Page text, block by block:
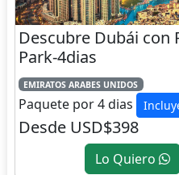
Descubre Dubái con
Park-4dias
EMIRATOS ARABES UNIDOS
Paquete por 4 dias
Desde USD$398
Lo Quiero